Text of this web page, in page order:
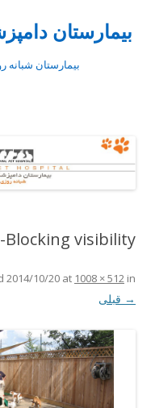
بیمارستان
بیمارستان شبانه
Blocking visibility
2014/10/20 at 1008 × 512 in
→ قبلی